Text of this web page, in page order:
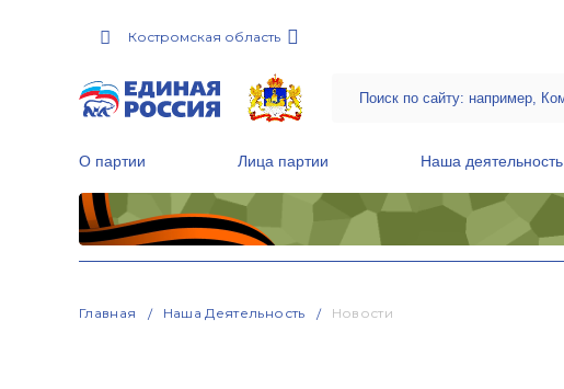
Костромская область
О партии Лица партии Наша деятельность
Главная Наша Деятельность Новости